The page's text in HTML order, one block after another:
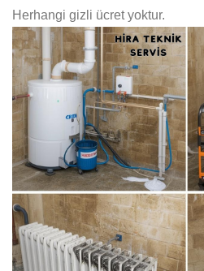
Herhangi gizli ücret yoktur.